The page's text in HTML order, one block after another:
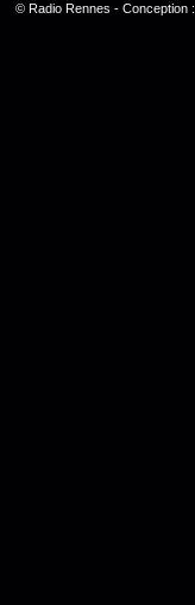
© Radio Rennes - Conception :